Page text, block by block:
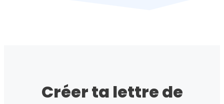
Créer ta lettre de